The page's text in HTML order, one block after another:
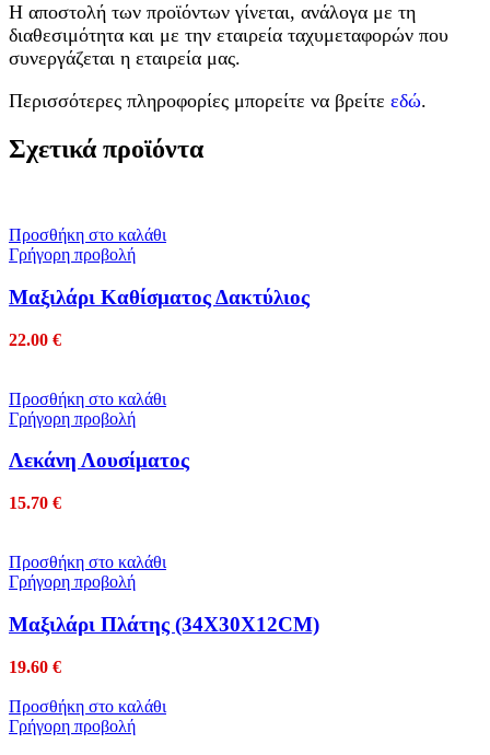
Η αποστολή των προϊόντων γίνεται, ανάλογα με τη
διαθεσιμότητα και με την εταιρεία ταχυμεταφορών που
συνεργάζεται η εταιρεία μας.
Περισσότερες πληροφορίες μπορείτε να βρείτε εδώ.
Σχετικά προϊόντα
Προσθήκη στο καλάθι
Γρήγορη προβολή
Mαξιλάρι Καθίσματος Δακτύλιος
22.00 €
Προσθήκη στο καλάθι
Γρήγορη προβολή
Λεκάνη Λουσίματος
15.70 €
Προσθήκη στο καλάθι
Γρήγορη προβολή
Μαξιλάρι Πλάτης (34Χ30Χ12CM)
19.60 €
Προσθήκη στο καλάθι
Γρήγορη προβολή